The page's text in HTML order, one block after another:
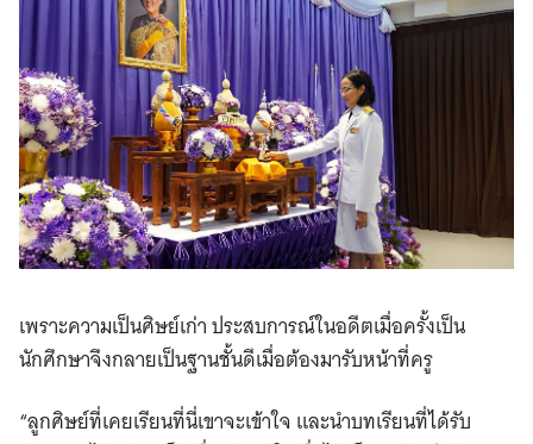
เพราะความเป็นศิษย์เก่า ประสบการณ์ในอดีตเมื่อครั้งเป็น
นักศึกษาจึงกลายเป็นฐานชั้นดีเมื่อต้องมารับหน้าที่ครู
“ลูกศิษย์ที่เคยเรียนที่นี่เขาจะเข้าใจ และนำบทเรียนที่ได้รับ